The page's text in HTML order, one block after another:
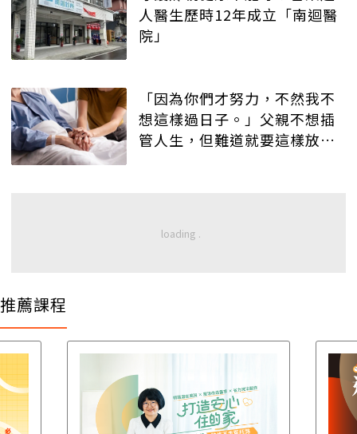
人醫生歷時12年成立「南迴醫
院」
「因為你們才努力，不然我不
想這樣過日子。」父親不想插
管人生，但難道就要這樣放棄
推薦課程